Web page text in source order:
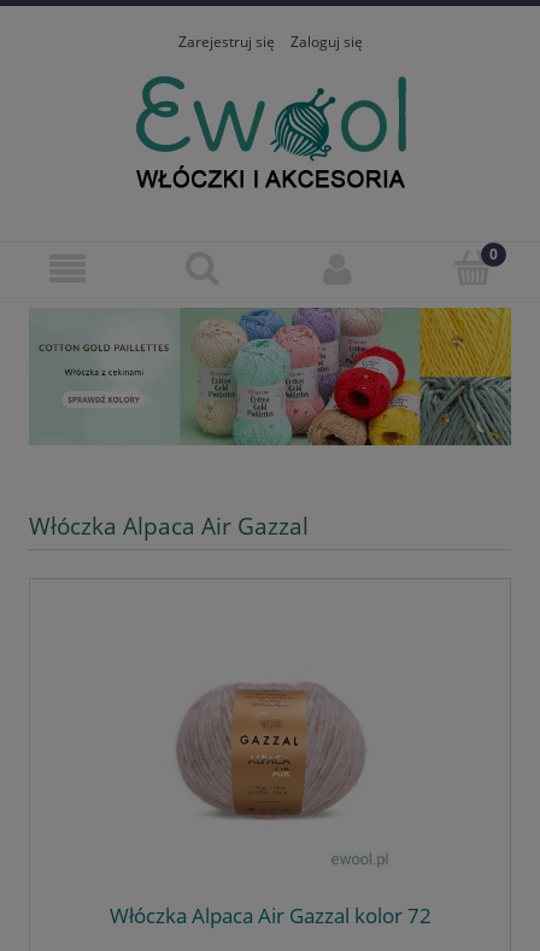
Zarejestruj się Zaloguj się
Włóczka Alpaca Air Gazzal
Włóczka Alpaca Air Gazzal kolor 72